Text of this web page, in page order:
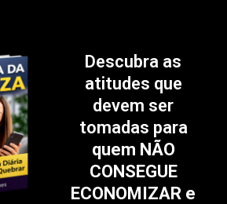
Descubra as
atitudes que
devem ser
tomadas para
quem NÃO
CONSEGUE
ECONOMIZAR e